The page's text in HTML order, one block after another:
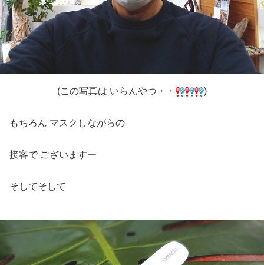
(この写真は いらんやつ・・ )
もちろん マスクしながらの
接客で ございますー
そしてそして